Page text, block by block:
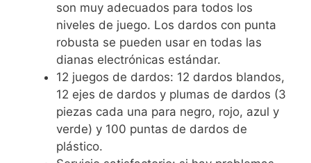
son muy adecuados para todos los
niveles de juego. Los dardos con punta
robusta se pueden usar en todas las
dianas electrónicas estándar.
12 juegos de dardos: 12 dardos blandos,
12 ejes de dardos y plumas de dardos (3
piezas cada una para negro, rojo, azul y
verde) y 100 puntas de dardos de
plástico.